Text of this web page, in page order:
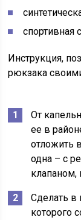
спортивная
Инструкция,
рюкзака
От
ее в
отложить
одна – с
клапаном,
Сделать в
которого